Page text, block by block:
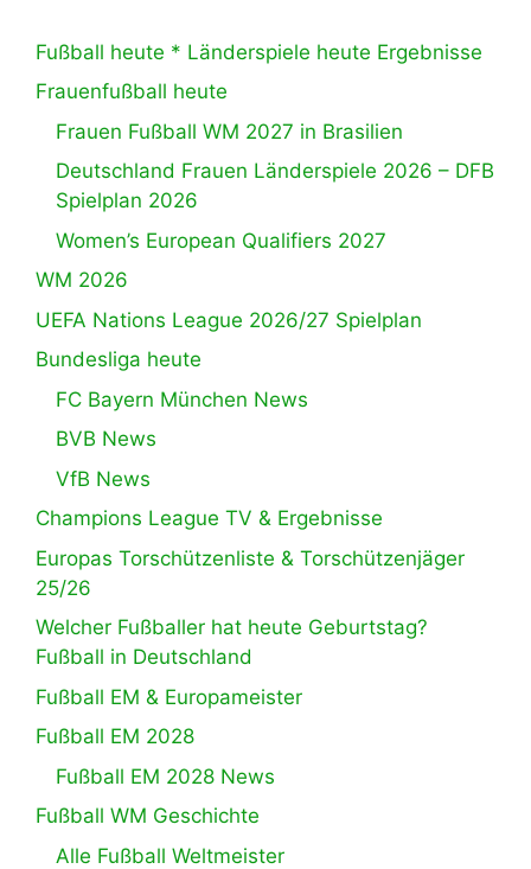
Fußball heute * Länderspiele heute Ergebnisse
Frauenfußball heute
Frauen Fußball WM 2027 in Brasilien
Deutschland Frauen Länderspiele 2026 – DFB
Spielplan 2026
Women’s European Qualifiers 2027
WM 2026
UEFA Nations League 2026/27 Spielplan
Bundesliga heute
FC Bayern München News
BVB News
VfB News
Champions League TV & Ergebnisse
Europas Torschützenliste & Torschützenjäger
25/26
Welcher Fußballer hat heute Geburtstag?
Fußball in Deutschland
Fußball EM & Europameister
Fußball EM 2028
Fußball EM 2028 News
Fußball WM Geschichte
Alle Fußball Weltmeister